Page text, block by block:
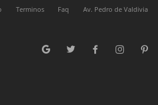
Terminos Faq
Av. Pedro de Valdivia